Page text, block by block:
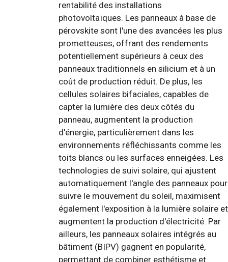
rentabilité des installations
photovoltaïques. Les panneaux à base de
pérovskite sont l'une des avancées les plus
prometteuses, offrant des rendements
potentiellement supérieurs à ceux des
panneaux traditionnels en silicium et à un
coût de production réduit. De plus, les
cellules solaires bifaciales, capables de
capter la lumière des deux côtés du
panneau, augmentent la production
d'énergie, particulièrement dans les
environnements réfléchissants comme les
toits blancs ou les surfaces enneigées. Les
technologies de suivi solaire, qui ajustent
automatiquement l'angle des panneaux pour
suivre le mouvement du soleil, maximisent
également l'exposition à la lumière solaire et
augmentent la production d'électricité. Par
ailleurs, les panneaux solaires intégrés au
bâtiment (BIPV) gagnent en popularité,
permettant de combiner esthétisme et